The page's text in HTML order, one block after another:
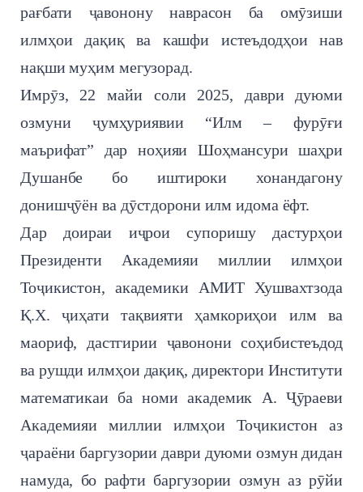
рағбати ҷавонону наврасон ба омӯзиши
илмҳои дақиқ ва кашфи истеъдодҳои нав
нақши муҳим мегузорад.
Имрӯз, 22 майи соли 2025, даври дуюми
озмуни ҷумҳуриявии “Илм – фурӯғи
маърифат” дар ноҳияи Шоҳмансури шаҳри
Душанбе бо иштироки хонандагону
донишҷӯён ва дӯстдорони илм идома ёфт.
Дар доираи иҷрои супоришу дастурҳои
Президенти Академияи миллии илмҳои
Тоҷикистон, академики АМИТ Хушвахтзода
Қ.Х. ҷиҳати тақвияти ҳамкориҳои илм ва
маориф, дастгирии ҷавонони соҳибистеъдод
ва рушди илмҳои дақиқ, директори Институти
математикаи ба номи академик А. Ҷӯраеви
Академияи миллии илмҳои Тоҷикистон аз
ҷараёни баргузории даври дуюми озмун дидан
намуда, бо рафти баргузории озмун аз рӯйи